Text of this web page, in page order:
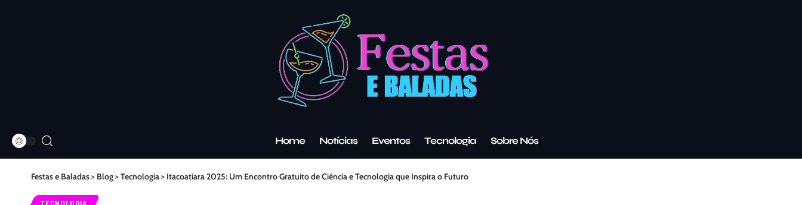
Home Notícias Eventos Tecnologia Sobre Nós
Festas e Baladas> Blog>Tecnologia> Itacoatiara 2025: Um Encontro Gratuito de Ciência e Tecnologia que Inspira o Futuro